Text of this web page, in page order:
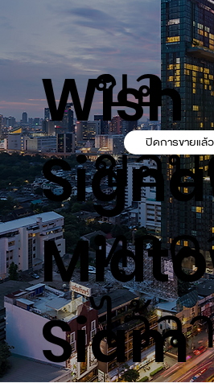
ขอ
ขอ
ทุก
ไว้ว
Wish
Siam
ปิดการขายแล้ว